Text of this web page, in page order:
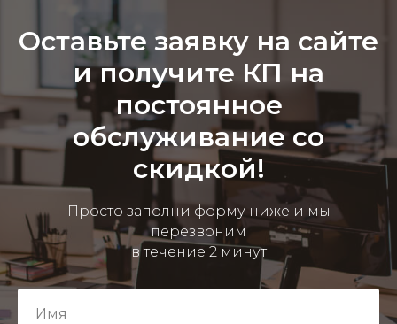
Оставьте заявку на сайте
и получите КП на
постоянное
обслуживание со
скидкой!
Просто заполни форму ниже и мы
перезвоним
в течение 2 минут